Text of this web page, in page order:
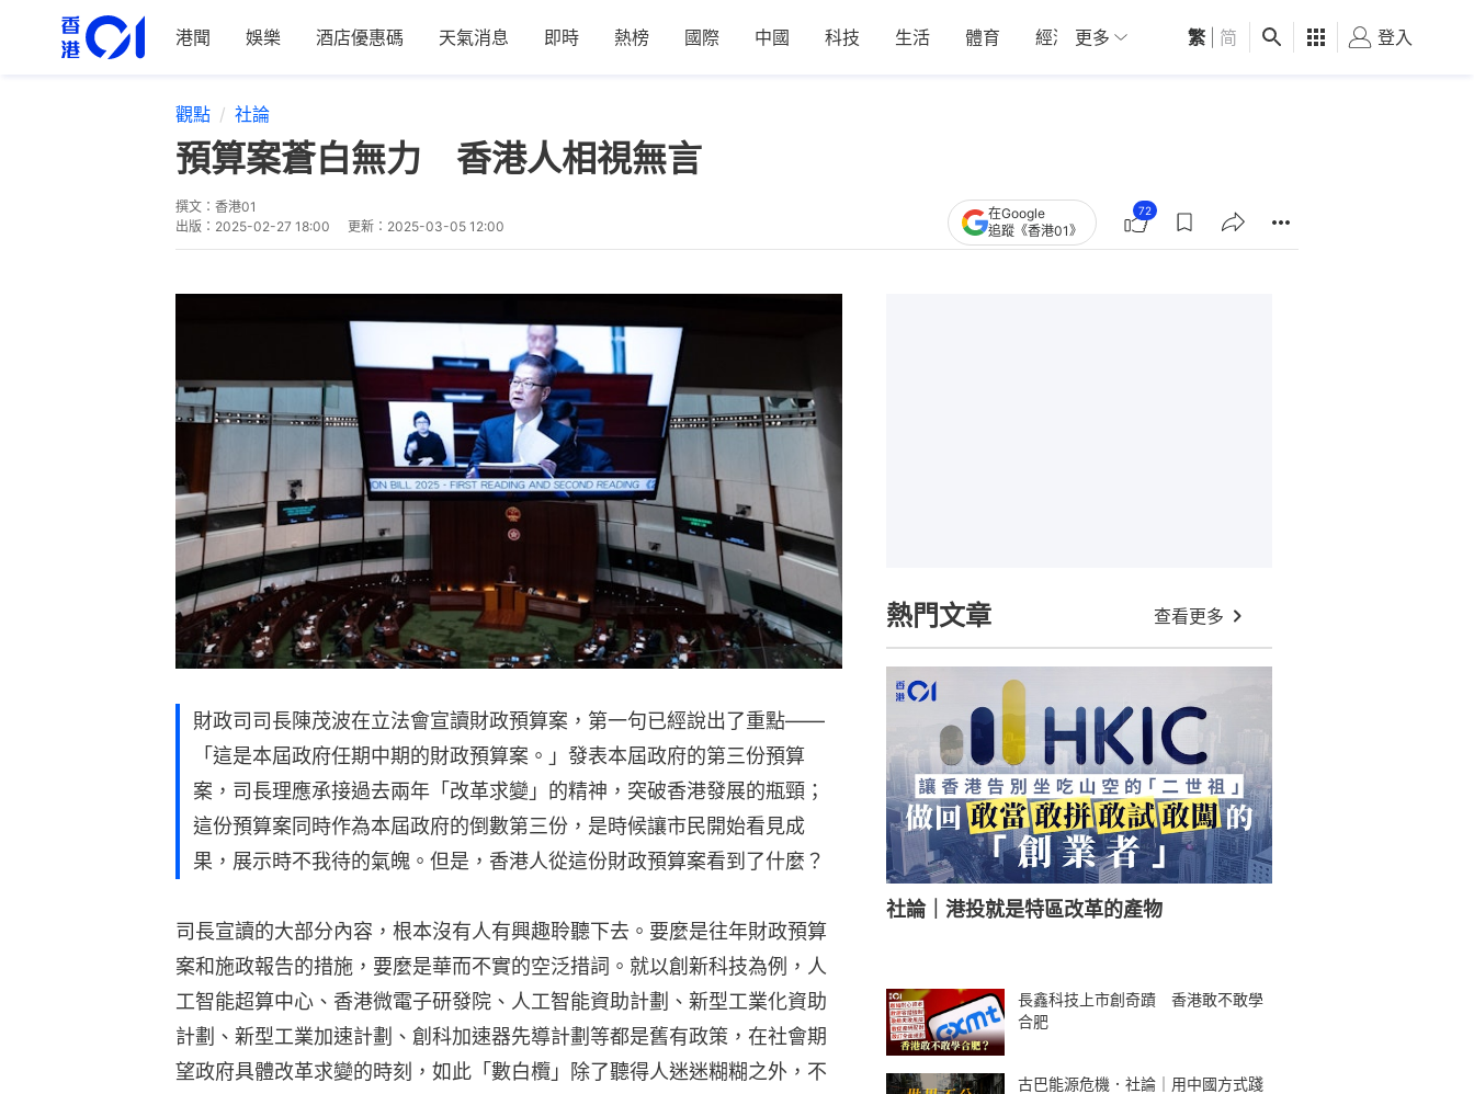
港聞 娛樂 酒店優惠碼 天氣消息 即時 熱榜 國際 中國 科技 生活 體育 經濟 01深圳 觀點 健康 好食玩飛
更多 繁 简 登入
觀點 社論
預算案蒼白無力 香港人相視無言
撰文： 香港01
出版： 2025-02-27 18:00 更新： 2025-03-05 12:00
在Google
追蹤《香港01》
72
財政司司長陳茂波在立法會宣讀財政預算案，第一句已經說出了重點——
「這是本屆政府任期中期的財政預算案。」發表本屆政府的第三份預算
案，司長理應承接過去兩年「改革求變」的精神，突破香港發展的瓶頸；
這份預算案同時作為本屆政府的倒數第三份，是時候讓市民開始看見成
果，展示時不我待的氣魄。但是，香港人從這份財政預算案看到了什麼？
司長宣讀的大部分內容，根本沒有人有興趣聆聽下去。要麼是往年財政預算
案和施政報告的措施，要麼是華而不實的空泛措詞。就以創新科技為例，人
工智能超算中心、香港微電子研發院、人工智能資助計劃、新型工業化資助
計劃、新型工業加速計劃、創科加速器先導計劃等都是舊有政策，在社會期
望政府具體改革求變的時刻，如此「數白欖」除了聽得人迷迷糊糊之外，不
熱門文章 查看更多
社論｜港投就是特區改革的產物
長鑫科技上市創奇蹟 香港敢不敢學
合肥
古巴能源危機．社論｜用中國方式踐